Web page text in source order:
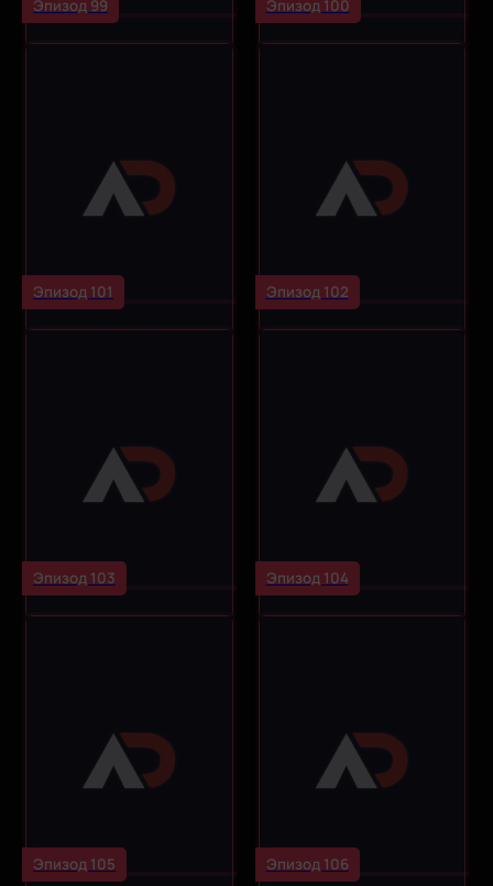
Эпизод 99 Эпизод 100
Эпизод 101 Эпизод 102
Эпизод 103 Эпизод 104
Эпизод 105 Эпизод 106